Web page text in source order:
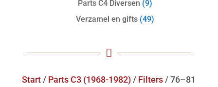
Parts C4 Diversen (9)
Verzamel en gifts (49)

Start/ Parts C3 (1968-1982)/ Filters/ 76–81